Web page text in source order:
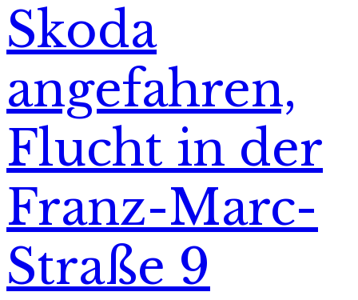
Skoda
angefahren,
Flucht in der
Franz-Marc-
Straße 9